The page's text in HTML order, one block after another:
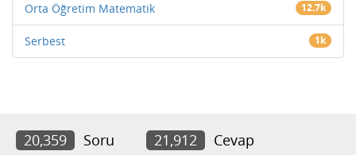
Orta Öğretim Matematik 12.7k
Serbest 1k
20,359 Soru 21,912 Cevap